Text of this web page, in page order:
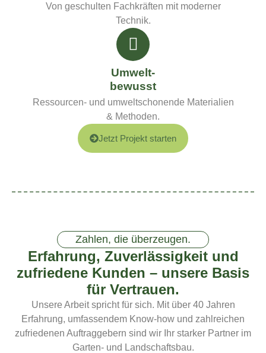
Von geschulten Fachkräften mit moderner
Technik.
Umwelt-
bewusst
Ressourcen- und umweltschonende Materialien
& Methoden.
Jetzt Projekt starten
Zahlen, die überzeugen.
Erfahrung, Zuverlässigkeit und
zufriedene Kunden – unsere Basis
für Vertrauen.
Unsere Arbeit spricht für sich. Mit über 40 Jahren
Erfahrung, umfassendem Know-how und zahlreichen
zufriedenen Auftraggebern sind wir Ihr starker Partner im
Garten- und Landschaftsbau.